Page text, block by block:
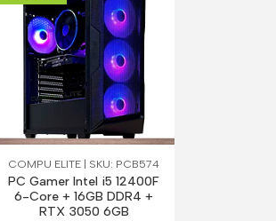
COMPU ELITE | SKU: PCB574
PC Gamer Intel i5 12400F
6-Core + 16GB DDR4 +
RTX 3050 6GB